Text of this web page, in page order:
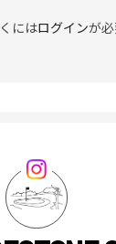
にはログインが必